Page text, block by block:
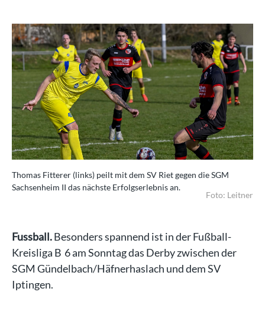
Thomas Fitterer (links) peilt mit dem SV Riet gegen die SGM
Sachsenheim II das nächste Erfolgserlebnis an.
Foto: Leitner
Fussball.Besonders spannend ist in der Fußball-
Kreisliga B 6 am Sonntag das Derby zwischen der
SGM Gündelbach/Häfnerhaslach und dem SV
Iptingen.